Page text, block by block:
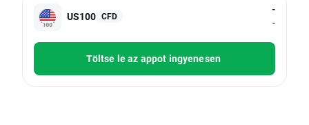
US100 CFD
-
-
Töltse le az appot ingyenesen